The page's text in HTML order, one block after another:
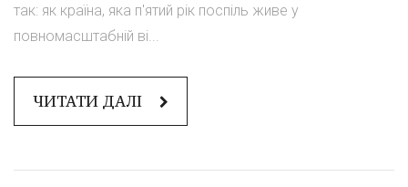
так: як країна, яка п'ятий рік поспіль живе у
повномасштабній ві...
ЧИТАТИ ДАЛІ